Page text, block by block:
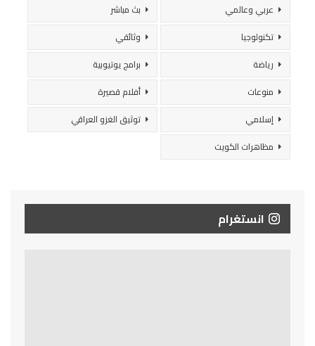
عربي وعالمي
بث مباشر
تكنولوجيا
وثائقي
رياضة
برامج يوتيوبية
منوعات
أفلام قصيرة
إسلامي
توثيق الغزو العراقي
مظاهرات الكويت
انستغرام